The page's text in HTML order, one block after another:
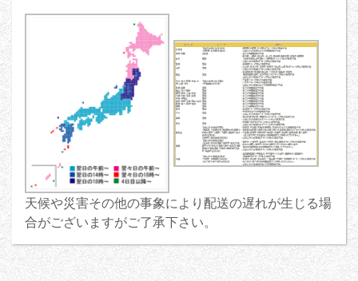
天候や災害その他の事象により配送の遅れが生じる場
合がございますがご了承下さい。